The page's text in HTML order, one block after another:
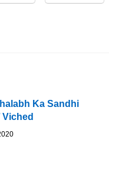
Ka Sandhi